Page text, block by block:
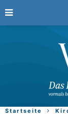
Startseite